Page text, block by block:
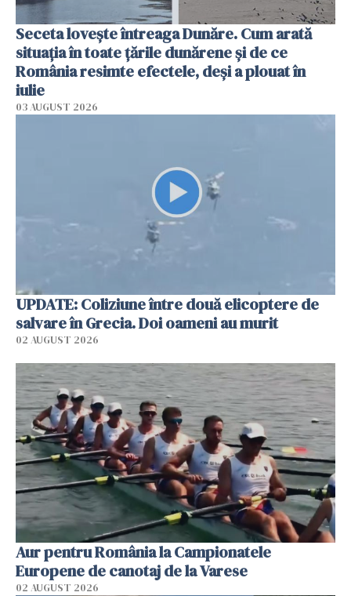
Seceta lovește întreaga Dunăre. Cum arată
situația în toate țările dunărene și de ce
România resimte efectele, deși a plouat în
iulie
03 AUGUST 2026
UPDATE: Coliziune între două elicoptere de
salvare în Grecia. Doi oameni au murit
02 AUGUST 2026
Aur pentru România la Campionatele
Europene de canotaj de la Varese
02 AUGUST 2026